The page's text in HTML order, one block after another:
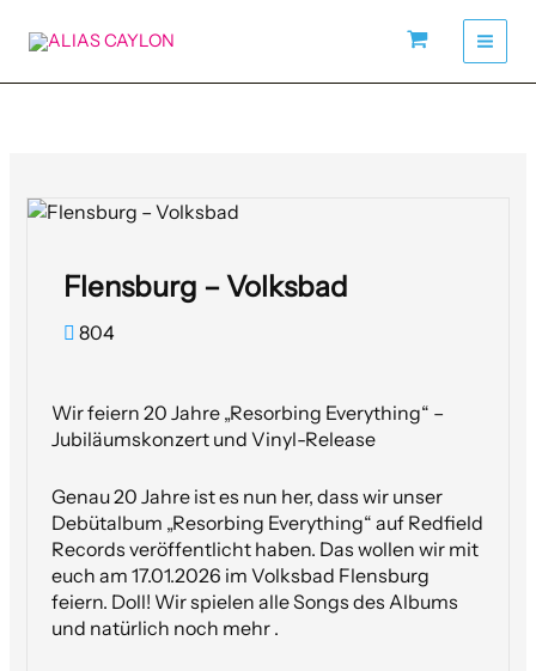
Inhalt
Flensburg – Volksbad
804
Wir feiern 20 Jahre „Resorbing Everything“ –
Jubiläumskonzert und Vinyl-Release
Genau 20 Jahre ist es nun her, dass wir unser
Debütalbum „Resorbing Everything“ auf Redfield
Records veröffentlicht haben. Das wollen wir mit
euch am 17.01.2026 im Volksbad Flensburg
feiern. Doll! Wir spielen alle Songs des Albums
und natürlich noch mehr .